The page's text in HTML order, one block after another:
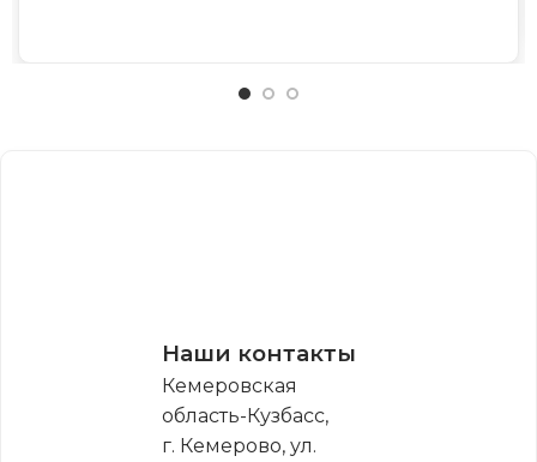
Наши контакты
Кемеровская
область-Кузбасс,
г. Кемерово, ул.